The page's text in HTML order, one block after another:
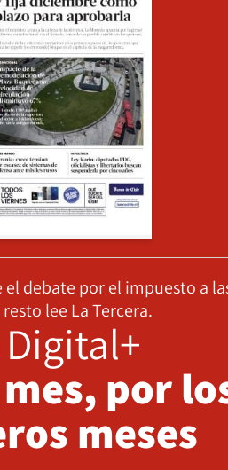
debate por el impuesto a
lee La Tercera.
por
meses